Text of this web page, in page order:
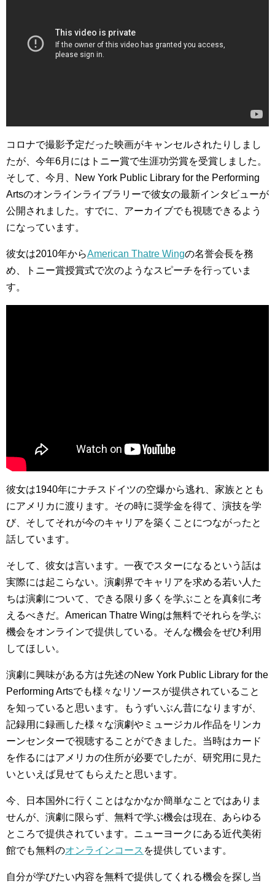
コロナで撮影予定だった映画がキャンセルされたりしまし
たが、今年6月にはトニー賞で生涯功労賞を受賞しました。
そして、今月、New York Public Library for the Performing
Artsのオンラインライブラリーで彼女の最新インタビューが
公開されました。すでに、アーカイブでも視聴できるよう
になっています。
彼女は2010年からAmerican Thatre Wingの名誉会長を務
め、トニー賞授賞式で次のようなスピーチを行っていま
す。
彼女は1940年にナチスドイツの空爆から逃れ、家族ととも
にアメリカに渡ります。その時に奨学金を得て、演技を学
び、そしてそれが今のキャリアを築くことにつながったと
話しています。
そして、彼女は言います。一夜でスターになるという話は
実際には起こらない。演劇界でキャリアを求める若い人た
ちは演劇について、できる限り多くを学ぶことを真剣に考
えるべきだ。American Thatre Wingは無料でそれらを学ぶ
機会をオンラインで提供している。そんな機会をぜひ利用
してほしい。
演劇に興味がある方は先述のNew York Public Library for the
Performing Artsでも様々なリソースが提供されていること
を知っていると思います。もうずいぶん昔になりますが、
記録用に録画した様々な演劇やミュージカル作品をリンカ
ーンセンターで視聴することができました。当時はカード
を作るにはアメリカの住所が必要でしたが、研究用に見た
いといえば見せてもらえたと思います。
今、日本国外に行くことはなかなか簡単なことではありま
せんが、演劇に限らず、無料で学ぶ機会は現在、あらゆる
ところで提供されています。ニューヨークにある近代美術
館でも無料のオンラインコース を提供しています。
自分が学びたい内容を無料で提供してくれる機会を探し当